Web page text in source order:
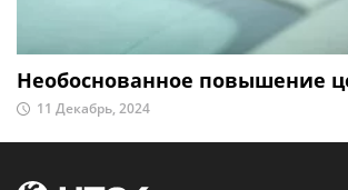
Необоснованное повышение
11 Декабрь, 2024